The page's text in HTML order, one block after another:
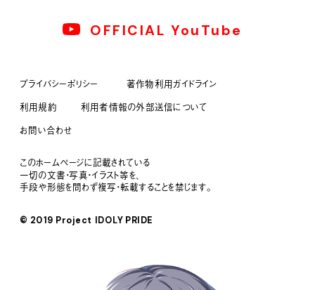
OFFICIAL YouTube
プライバシーポリシー
著作物利用ガイドライン
利用規約
利用者情報の外部送信について
お問い合わせ
このホームページに記載されている
一切の文書・写真・イラスト等を、
手段や形態を問わず複写・転載することを禁じます。
© 2019 Project IDOLY PRIDE